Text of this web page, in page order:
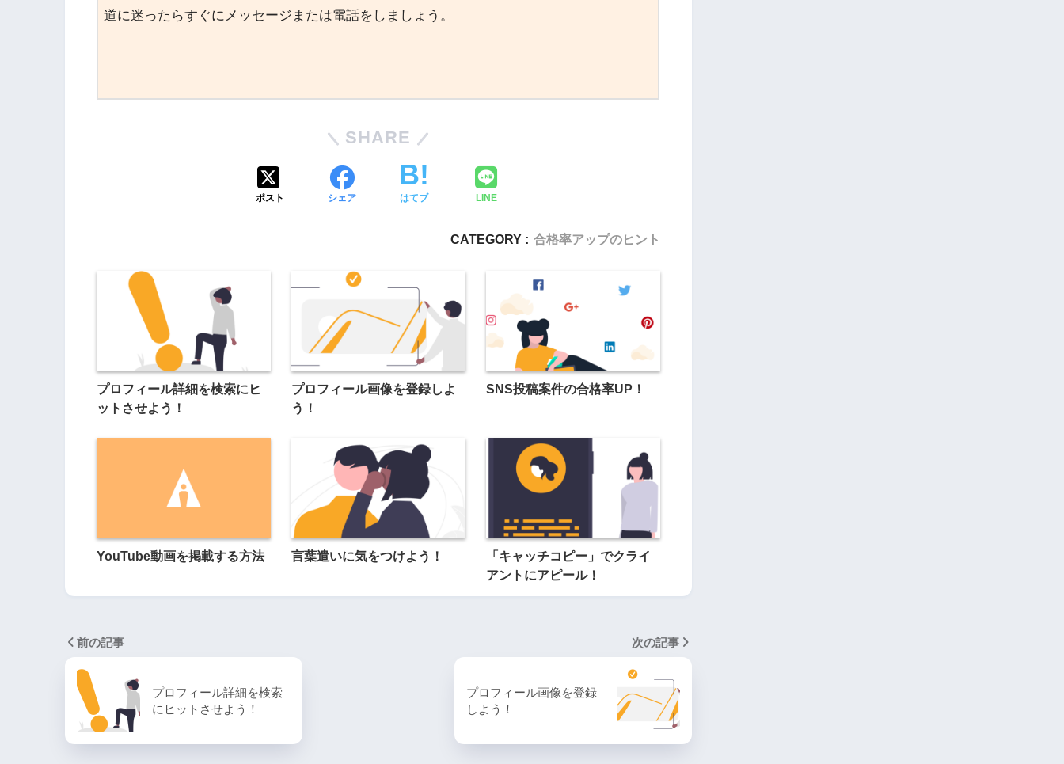
道に迷ったらすぐにメッセージまたは電話をしましょう。
SHARE
ポスト シェア はてブ LINE
CATEGORY : 合格率アップのヒント
プロフィール詳細を検索にヒ
ットさせよう！
プロフィール画像を登録しよ
う！
SNS投稿案件の合格率UP！
YouTube動画を掲載する方法 言葉遣いに気をつけよう！
「キャッチコピー」でクライ
アントにアピール！
前の記事
プロフィール詳細を検索
にヒットさせよう！
次の記事
プロフィール画像を登録
しよう！